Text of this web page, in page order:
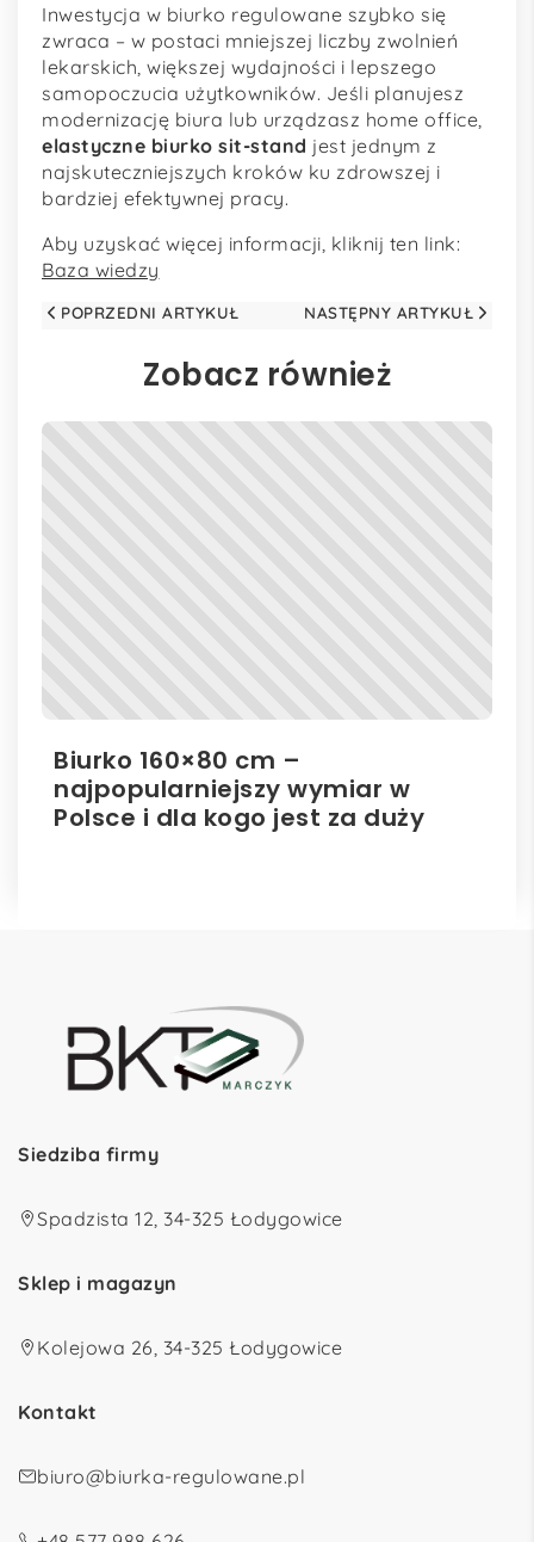
Inwestycja w biurko regulowane szybko się
zwraca – w postaci mniejszej liczby zwolnień
lekarskich, większej wydajności i lepszego
samopoczucia użytkowników. Jeśli planujesz
modernizację biura lub urządzasz home office,
elastyczne biurko sit-stand jest jednym z
najskuteczniejszych kroków ku zdrowszej i
bardziej efektywnej pracy.
Aby uzyskać więcej informacji, kliknij ten link:
Baza wiedzy
POPRZEDNI ARTYKUŁ NASTĘPNY ARTYKUŁ
Zobacz również
Biurko 160×80 cm –
najpopularniejszy wymiar w
Polsce i dla kogo jest za duży
Siedziba firmy
Spadzista 12, 34-325 Łodygowice
Sklep i magazyn
Kolejowa 26, 34-325 Łodygowice
Kontakt
biuro@biurka-regulowane.pl